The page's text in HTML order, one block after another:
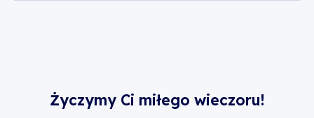
Życzymy Ci miłego wieczoru!